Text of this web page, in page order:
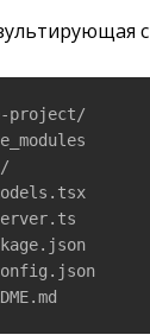
project/